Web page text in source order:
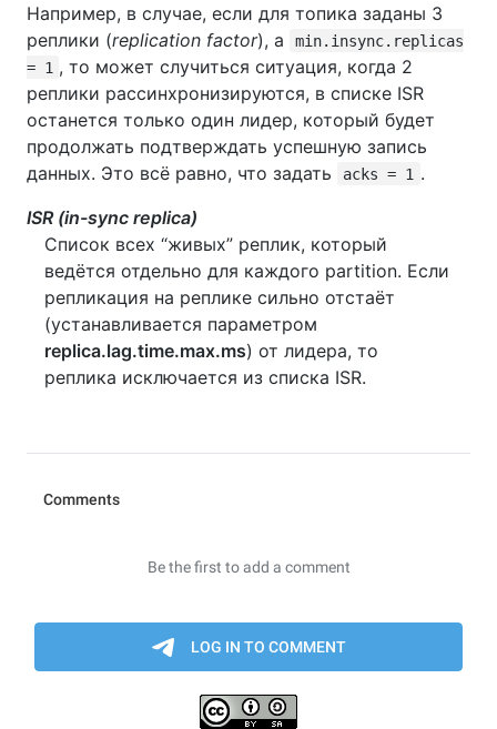
Например, в случае, если для топика заданы 3
реплики (replication factor), а
min.insync.replicas
= 1 , то может случиться ситуация, когда 2
реплики рассинхронизируются, в списке ISR
останется только один лидер, который будет
продолжать подтверждать успешную запись
данных. Это всё равно, что задать
acks = 1 .
ISR (in-sync replica)
Список всех “живых” реплик, который
ведётся отдельно для каждого partition. Если
репликация на реплике сильно отстаёт
(устанавливается параметром
replica.lag.time.max.ms) от лидера, то
реплика исключается из списка ISR.